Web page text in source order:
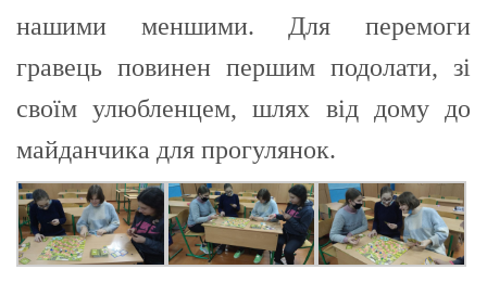
нашими меншими. Для перемоги
гравець повинен першим подолати, зi
cвоїм улюбленцем, шлях вiд дому до
майданчика для прогулянок.